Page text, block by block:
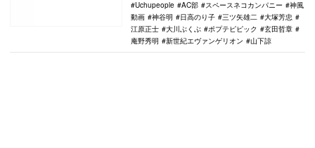
Uchupeople
AC部 スペースネコカンパニー
神風
動画
神谷明 日高のり子 三ツ矢雄二
大塚芳忠
江原正士
大川ぶくぶ ポプテピピック
玄田哲章
庵野秀明
新世紀エヴァンゲリオン 山下諒